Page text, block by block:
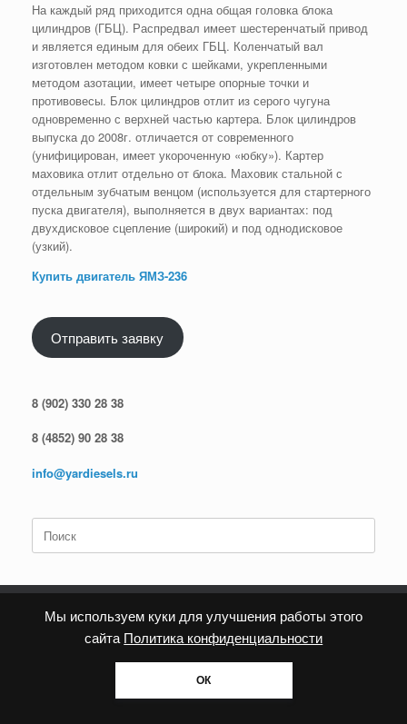
Мы используем куки для улучшения работы этого
сайта Политика конфиденциальности
ОК
На каждый ряд приходится одна общая головка блока
цилиндров (ГБЦ). Распредвал имеет шестеренчатый привод
и является единым для обеих ГБЦ. Коленчатый вал
изготовлен методом ковки с шейками, укрепленными
методом азотации, имеет четыре опорные точки и
противовесы. Блок цилиндров отлит из серого чугуна
одновременно с верхней частью картера. Блок цилиндров
выпуска до 2008г. отличается от современного
(унифицирован, имеет укороченную «юбку»). Картер
маховика отлит отдельно от блока. Маховик стальной с
отдельным зубчатым венцом (используется для стартерного
пуска двигателя), выполняется в двух вариантах: под
двухдисковое сцепление (широкий) и под однодисковое
(узкий).
Купить двигатель ЯМЗ-236
Отправить заявку
8 (902) 330 28 38
8 (4852) 90 28 38
info@yardiesels.ru
Поиск
по:
Политика конфиденциальности
ТемаSiteOrigin